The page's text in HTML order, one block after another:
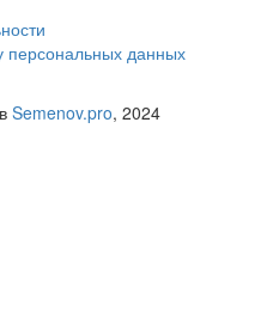
персональных данных
Semenov.pro, 2024